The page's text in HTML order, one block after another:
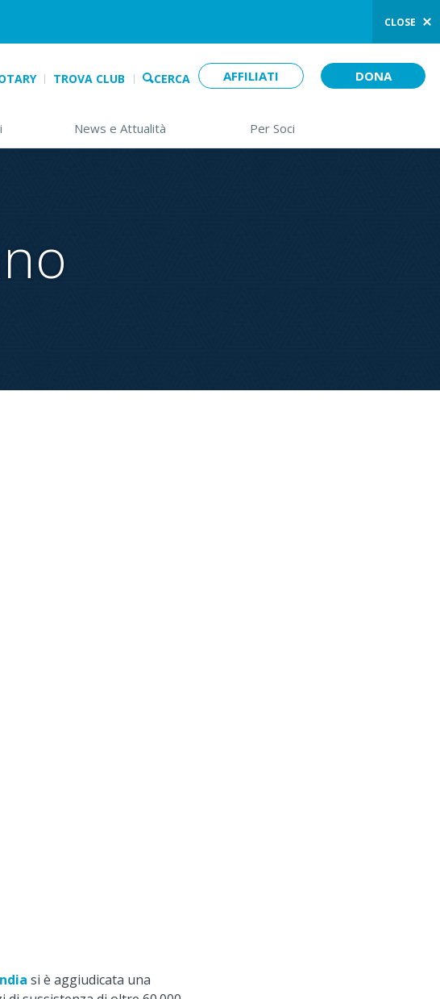
CLOSE
TROVA CLUB CERCA AFFILIATI DONA
(down arrow opens sub-menu)>
News e Attualità (down arrow opens sub-menu)>
Per Soci
si è aggiudicata una